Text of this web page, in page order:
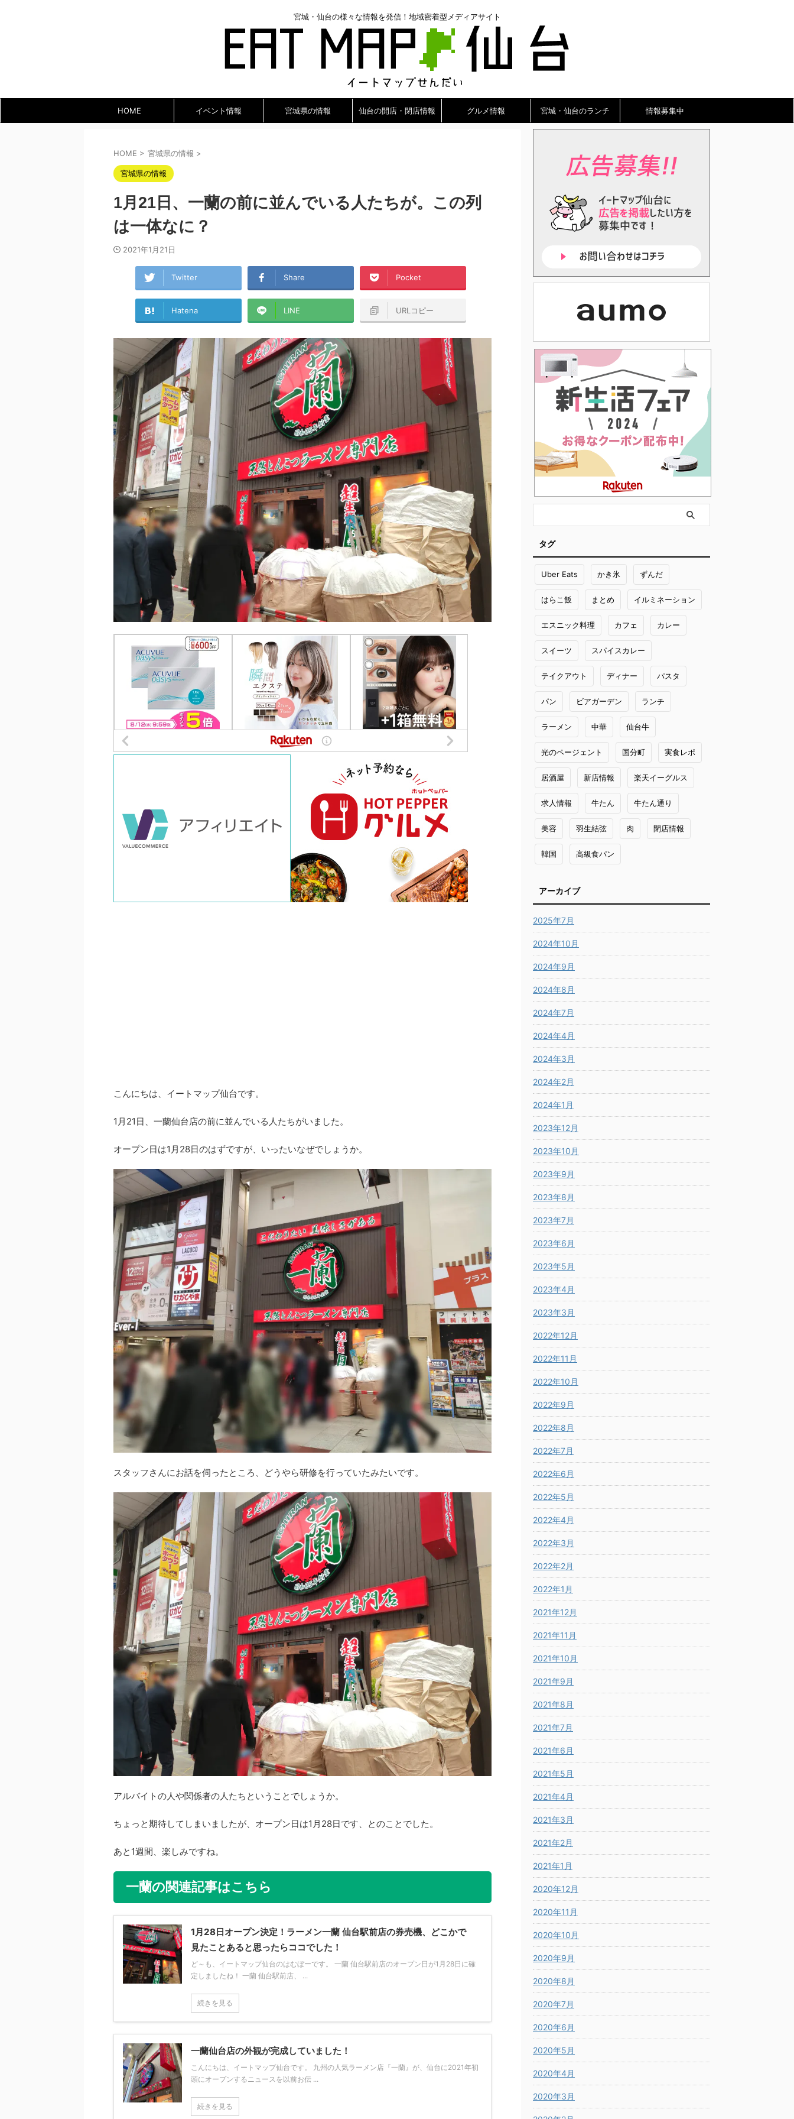
宮城・仙台の様々な情報を発信！地域密着型メディアサイト
HOME イベント情報 宮城県の情報 仙台の開店・閉店情報 グルメ情報 宮城・仙台のランチ 情報募集中
HOME > 宮城県の情報 >
宮城県の情報
1月21日、一蘭の前に並んでいる人たちが。この列
は一体なに？
2021年1月21日
Twitter Share Pocket
Hatena LINE URLコピー
こんにちは、イートマップ仙台です。
1月21日、一蘭仙台店の前に並んでいる人たちがいました。
オープン日は1月28日のはずですが、いったいなぜでしょうか。
スタッフさんにお話を伺ったところ、どうやら研修を行っていたみたいです。
アルバイトの人や関係者の人たちということでしょうか。
ちょっと期待してしまいましたが、オープン日は1月28日です、とのことでした。
あと1週間、楽しみですね。
一蘭の関連記事はこちら
1月28日オープン決定！ラーメン一蘭 仙台駅前店の券売機、どこかで
見たことあると思ったらココでした！
ど～も、イートマップ仙台のはむぼーです。 一蘭 仙台駅前店のオープン日が1月28日に確
定しましたね！ 一蘭 仙台駅前店、 ...
続きを見る
一蘭仙台店の外観が完成していました！
こんにちは、イートマップ仙台です。 九州の人気ラーメン店『一蘭』が、仙台に2021年初
頭にオープンするニュースを以前お伝 ...
続きを見る
タグ
Uber Eats かき氷 ずんだ
はらこ飯 まとめ イルミネーション
エスニック料理 カフェ カレー
スイーツ スパイスカレー
テイクアウト ディナー パスタ
パン ビアガーデン ランチ
ラーメン 中華 仙台牛
光のページェント 国分町 実食レポ
居酒屋 新店情報 楽天イーグルス
求人情報 牛たん 牛たん通り
美容 羽生結弦 肉 閉店情報
韓国 高級食パン
アーカイブ
2025年7月
2024年10月
2024年9月
2024年8月
2024年7月
2024年4月
2024年3月
2024年2月
2024年1月
2023年12月
2023年10月
2023年9月
2023年8月
2023年7月
2023年6月
2023年5月
2023年4月
2023年3月
2022年12月
2022年11月
2022年10月
2022年9月
2022年8月
2022年7月
2022年6月
2022年5月
2022年4月
2022年3月
2022年2月
2022年1月
2021年12月
2021年11月
2021年10月
2021年9月
2021年8月
2021年7月
2021年6月
2021年5月
2021年4月
2021年3月
2021年2月
2021年1月
2020年12月
2020年11月
2020年10月
2020年9月
2020年8月
2020年7月
2020年6月
2020年5月
2020年4月
2020年3月